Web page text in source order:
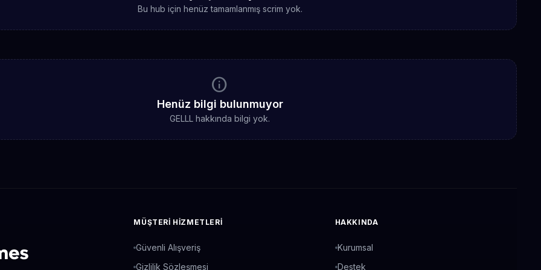
Bu hub için henüz tamamlanmış scrim yok.
info
Henüz bilgi bulunmuyor
GELLL hakkında bilgi yok.
MÜŞTERI HIZMETLERI
Güvenli Alışveriş
Gizlilik Sözleşmesi
HAKKINDA
Kurumsal
Destek